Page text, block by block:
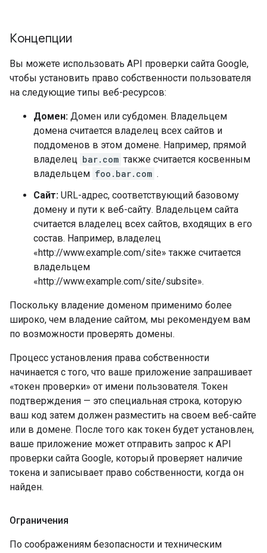
Концепции
Вы можете использовать API проверки сайта Google,
чтобы установить право собственности пользователя
на следующие типы веб-ресурсов:
Домен: Домен или субдомен. Владельцем
домена считается владелец всех сайтов и
поддоменов в этом домене. Например, прямой
владелец bar.com также считается косвенным
владельцем foo.bar.com .
Сайт: URL-адрес, соответствующий базовому
домену и пути к веб-сайту. Владельцем сайта
считается владелец всех сайтов, входящих в его
состав. Например, владелец
«http://www.example.com/site» также считается
владельцем
«http://www.example.com/site/subsite».
Поскольку владение доменом применимо более
широко, чем владение сайтом, мы рекомендуем вам
по возможности проверять домены.
Процесс установления права собственности
начинается с того, что ваше приложение запрашивает
«токен проверки» от имени пользователя. Токен
подтверждения — это специальная строка, которую
ваш код затем должен разместить на своем веб-сайте
или в домене. После того как токен будет установлен,
ваше приложение может отправить запрос к API
проверки сайта Google, который проверяет наличие
токена и записывает право собственности, когда он
найден.
Ограничения
По соображениям безопасности и техническим